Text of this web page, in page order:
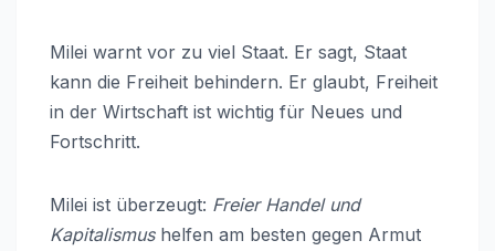
Milei warnt vor zu viel Staat. Er sagt, Staat
kann die Freiheit behindern. Er glaubt, Freiheit
in der Wirtschaft ist wichtig für Neues und
Fortschritt.
Milei ist überzeugt: Freier Handel und
Kapitalismushelfen am besten gegen Armut